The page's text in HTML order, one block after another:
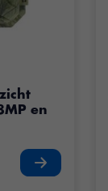
en